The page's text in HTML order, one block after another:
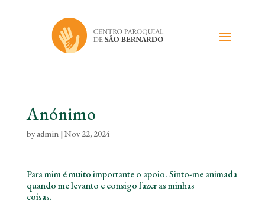
Anónimo
byadmin| Nov 22, 2024
Para mim é muito importante o apoio. Sinto-me animada
quando me levanto e consigo fazer as minhas
coisas.